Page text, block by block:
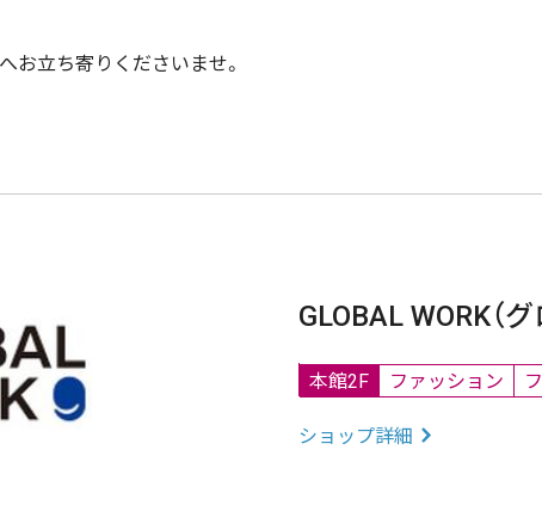
お立ち寄りくださいませ。
GLOBAL WORK（
本館2F ファッション
ショップ詳細